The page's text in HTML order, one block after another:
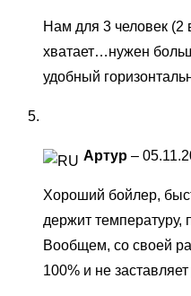
Нам для 3 человек (2
хватает…нужен
удобный
Артур –
Хороший бойлер,
держит температуру,
Вообщем, со своей
100% и не